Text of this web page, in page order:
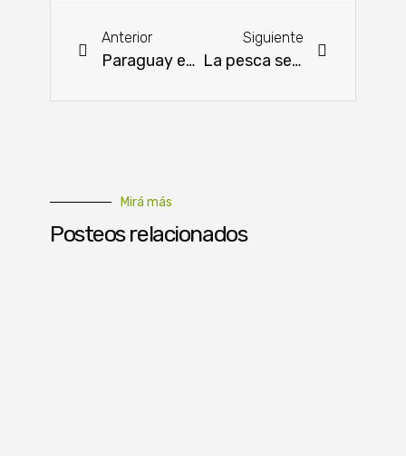
Anterior
Paraguay exportó USD 87 millones en bienes ambientales y fortalece su perfil sostenible
Siguiente
La pesca se fortalece como alternativa estratégica para generar ingresos en Antequera
Mirá más
Posteos relacionados